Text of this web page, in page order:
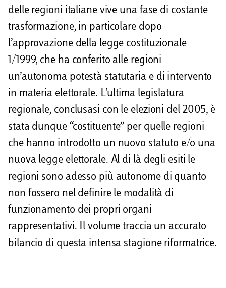
delle regioni italiane vive una fase di costante
trasformazione, in particolare dopo
l’approvazione della legge costituzionale
1/1999, che ha conferito alle regioni
un’autonoma potestà statutaria e di intervento
in materia elettorale. L’ultima legislatura
regionale, conclusasi con le elezioni del 2005, è
stata dunque “costituente” per quelle regioni
che hanno introdotto un nuovo statuto e/o una
nuova legge elettorale. Al di là degli esiti le
regioni sono adesso più autonome di quanto
non fossero nel definire le modalità di
funzionamento dei propri organi
rappresentativi. Il volume traccia un accurato
bilancio di questa intensa stagione riformatrice.